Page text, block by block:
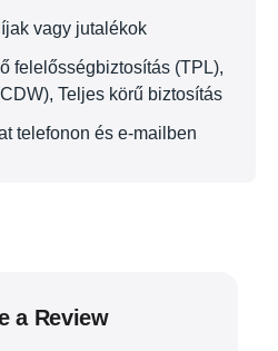
vagy jutalékok
felelősségbiztosítás (TPL),
Teljes körű biztosítás
telefonon és e-mailben
a Review